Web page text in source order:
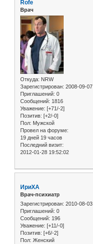
Rofe
Врач
Откуда: NRW
Зарегистрирован: 2008-09-07
Приглашений: 0
Сообщений: 1816
Уважение: [+71/-2]
Позитив: [+2/-0]
Пол: Мужской
Провел на форуме:
19 дней 19 часов
Последний визит:
2012-01-28 19:52:02
ИриХА
Врач-психиатр
Зарегистрирован: 2010-08-03
Приглашений: 0
Сообщений: 196
Уважение: [+11/-0]
Позитив: [+6/-2]
Пол: Женский